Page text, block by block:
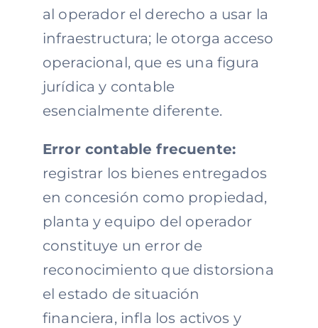
al operador el derecho a usar la
infraestructura; le otorga acceso
operacional, que es una figura
jurídica y contable
esencialmente diferente.
Error contable frecuente:
registrar los bienes entregados
en concesión como propiedad,
planta y equipo del operador
constituye un error de
reconocimiento que distorsiona
el estado de situación
financiera, infla los activos y